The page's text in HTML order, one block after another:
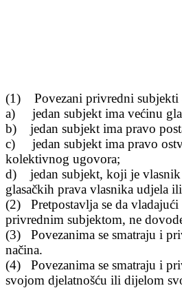
(1) Povezani privredni subjekti
a) jedan subjekt ima većinu
b) jedan subjekt ima pravo
c) jedan subjekt ima pravo
kolektivnog ugovora;
d) jedan subjekt, koji je
glasačkih prava vlasnika udjela
(2) Pretpostavlja se da vladajući
privrednim subjektom, ne
(3) Povezanima se smatraju i
načina.
(4) Povezanima se smatraju i
svojom djelatnošću ili dijelom